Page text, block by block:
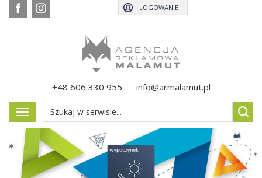
+48 606 330 955 info@armalamut.pl
LOGOWANIE
Pokaż
menu